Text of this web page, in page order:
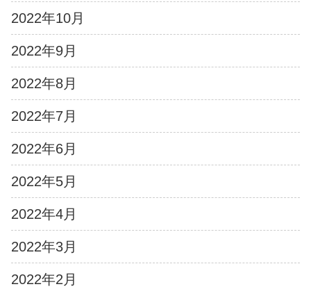
2022年10月
2022年9月
2022年8月
2022年7月
2022年6月
2022年5月
2022年4月
2022年3月
2022年2月